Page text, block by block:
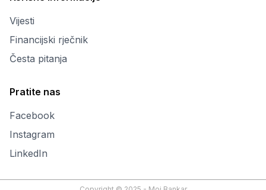
Vijesti
Financijski rječnik
Česta pitanja
Pratite nas
Facebook
Instagram
LinkedIn